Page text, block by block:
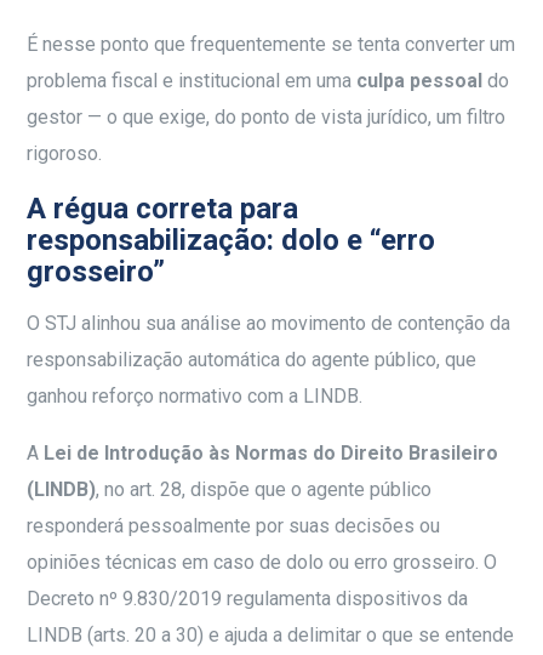
É nesse ponto que frequentemente se tenta converter um
problema fiscal e institucional em uma culpa pessoal do
gestor — o que exige, do ponto de vista jurídico, um filtro
rigoroso.
A régua correta para
responsabilização: dolo e “erro
grosseiro”
O STJ alinhou sua análise ao movimento de contenção da
responsabilização automática do agente público, que
ganhou reforço normativo com a LINDB.
A Lei de Introdução às Normas do Direito Brasileiro
(LINDB), no art. 28, dispõe que o agente público
responderá pessoalmente por suas decisões ou
opiniões técnicas em caso de dolo ou erro grosseiro. O
Decreto nº 9.830/2019 regulamenta dispositivos da
LINDB (arts. 20 a 30) e ajuda a delimitar o que se entende